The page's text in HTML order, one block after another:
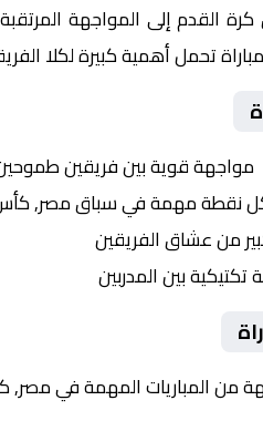
القدم إلى المواجهة
تحمل أهمية كبيرة لكلا
مواجهة قوية بين فريقين
نقطة مهمة في سباق مصر, كأس
من عشاق الفريقين
بين المدربين
من المباريات المهمة في مصر,